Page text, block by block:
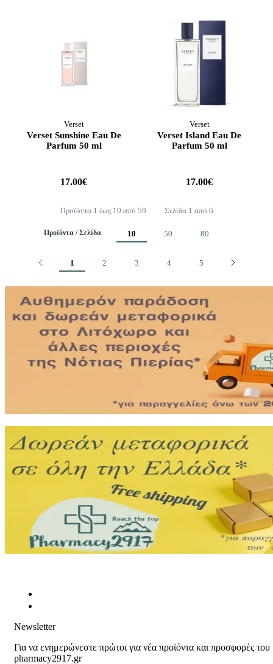
Verset
Verset Sunshine Eau De
Parfum 50 ml
17.00€
Verset
Verset Island Eau De
Parfum 50 ml
17.00€
Προϊόντα 1 έως 10 από 59 Σελίδα 1 από 6
Προϊόντα / Σελίδα 10 50 80
Προηγούμενο
1 2 3 4 5 Επόμενο
Newsletter
Για να ενημερώνεστε πρώτοι για νέα προϊόντα και προσφορές του
pharmacy2917.gr